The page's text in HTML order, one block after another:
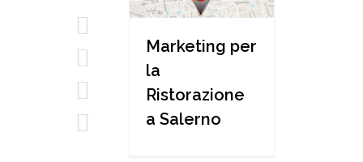
Marketing per
la
Ristorazione
a Salerno